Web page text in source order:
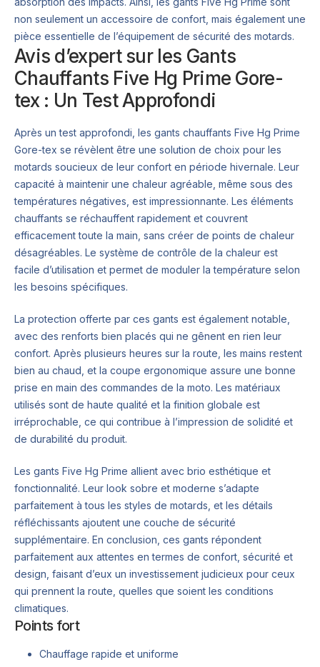
non seulement un accessoire de confort, mais également une
pièce essentielle de l’équipement de sécurité des motards.
Avis d’expert sur les Gants
Chauffants Five Hg Prime Gore-
tex : Un Test Approfondi
Après un test approfondi, les gants chauffants Five Hg Prime
Gore-tex se révèlent être une solution de choix pour les
motards soucieux de leur confort en période hivernale. Leur
capacité à maintenir une chaleur agréable, même sous des
températures négatives, est impressionnante. Les éléments
chauffants se réchauffent rapidement et couvrent
efficacement toute la main, sans créer de points de chaleur
désagréables. Le système de contrôle de la chaleur est
facile d’utilisation et permet de moduler la température selon
les besoins spécifiques.
La protection offerte par ces gants est également notable,
avec des renforts bien placés qui ne gênent en rien leur
confort. Après plusieurs heures sur la route, les mains restent
bien au chaud, et la coupe ergonomique assure une bonne
prise en main des commandes de la moto. Les matériaux
utilisés sont de haute qualité et la finition globale est
irréprochable, ce qui contribue à l’impression de solidité et
de durabilité du produit.
Les gants Five Hg Prime allient avec brio esthétique et
fonctionnalité. Leur look sobre et moderne s’adapte
parfaitement à tous les styles de motards, et les détails
réfléchissants ajoutent une couche de sécurité
supplémentaire. En conclusion, ces gants répondent
parfaitement aux attentes en termes de confort, sécurité et
design, faisant d’eux un investissement judicieux pour ceux
qui prennent la route, quelles que soient les conditions
climatiques.
Points fort
Chauffage rapide et uniforme